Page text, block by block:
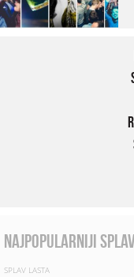
najpopularniji
SPLAV LASTA